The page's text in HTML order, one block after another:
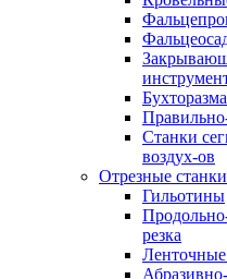
Станки
воздух-ов
Отрезные станки
Гильотины
резка